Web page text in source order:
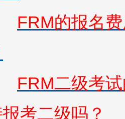
FRM的报名
FRM二级考
考二级吗？